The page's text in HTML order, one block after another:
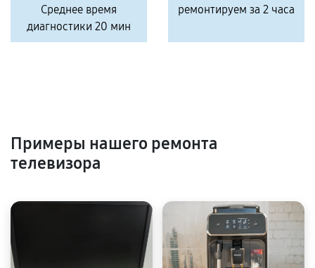
Среднее время
диагностики 20 мин
ремонтируем за 2 часа
Примеры нашего ремонта
телевизора